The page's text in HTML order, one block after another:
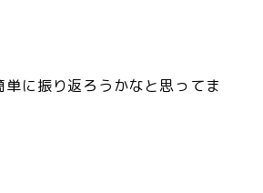
に振り返ろうかなと思ってま